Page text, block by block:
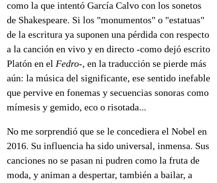
como la que intentó García Calvo con los sonetos
de Shakespeare. Si los "monumentos" o "estatuas"
de la escritura ya suponen una pérdida con respecto
a la canción en vivo y en directo -como dejó escrito
Platón en el Fedro-, en la traducción se pierde más
aún: la música del significante, ese sentido inefable
que pervive en fonemas y secuencias sonoras como
mímesis y gemido, eco o risotada...
No me sorprendió que se le concediera el Nobel en
2016. Su influencia ha sido universal, inmensa. Sus
canciones no se pasan ni pudren como la fruta de
moda, y animan a despertar, también a bailar, a